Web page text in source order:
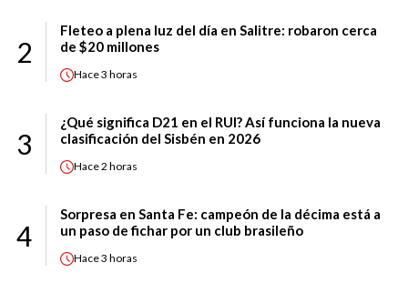
2
Fleteo a plena luz del día en Salitre: robaron cerca
de $20 millones
Hace3 horas
3
¿Qué significa D21 en el RUI? Así funciona la nueva
clasificación del Sisbén en 2026
Hace2 horas
4
Sorpresa en Santa Fe: campeón de la décima está a
un paso de fichar por un club brasileño
Hace3 horas